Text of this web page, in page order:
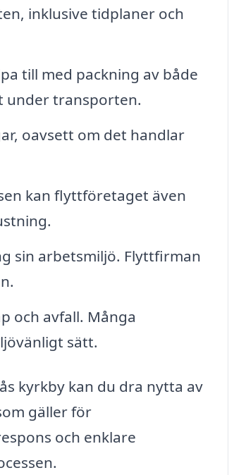
inklusive tidplaner och
till med packning av både
under transporten.
oavsett om det handlar
kan flyttföretaget även
sin arbetsmiljö. Flyttfirman
och avfall. Många
sätt.
kyrkby kan du dra nytta av
gäller för
och enklare